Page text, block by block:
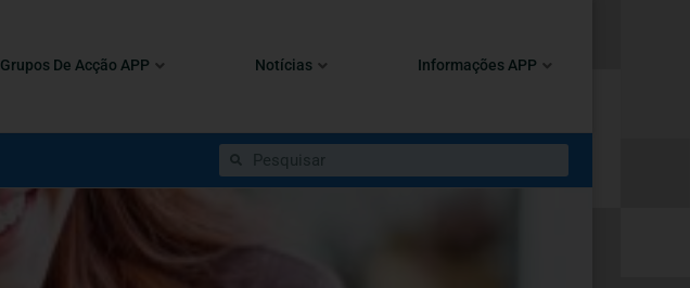
Grupos De Acção APP Notícias Informações APP